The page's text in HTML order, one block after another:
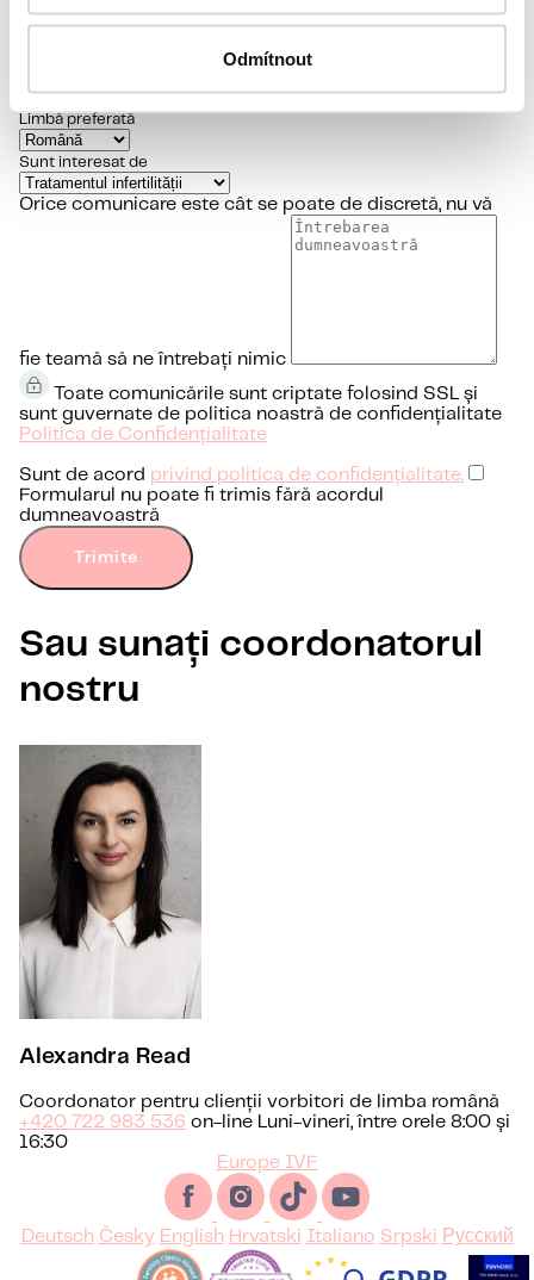
Odmítnout
Prenume
E-mail
Limbă preferată
Sunt interesat de
Orice comunicare este cât se poate de discretă, nu vă
fie teamă să ne întrebați nimic
Toate comunicările sunt criptate folosind SSL și
sunt guvernate de politica noastră de confidențialitate
Politica de Confidențialitate
Sunt de acord privind politica de confidențialitate.
Formularul nu poate fi trimis fără acordul
dumneavoastră
Trimite
Sau sunați coordonatorul
nostru
Alexandra Read
Coordonator pentru clienții vorbitori de limba română
+420 722 983 536 on-line Luni-vineri, între orele 8:00 și
16:30
Europe IVF
Deutsch Česky English Hrvatski Italiano Srpski Русский